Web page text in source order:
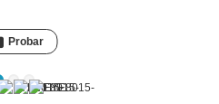
Probar